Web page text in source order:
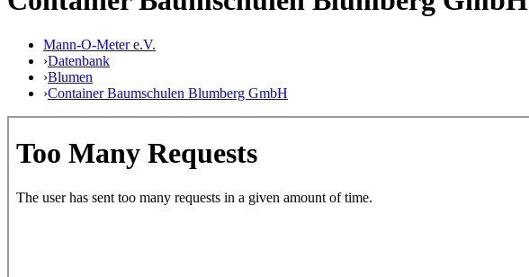
Mann-O-Meter e.V.
›Datenbank
›Blumen
›Container Baumschulen Blumberg GmbH